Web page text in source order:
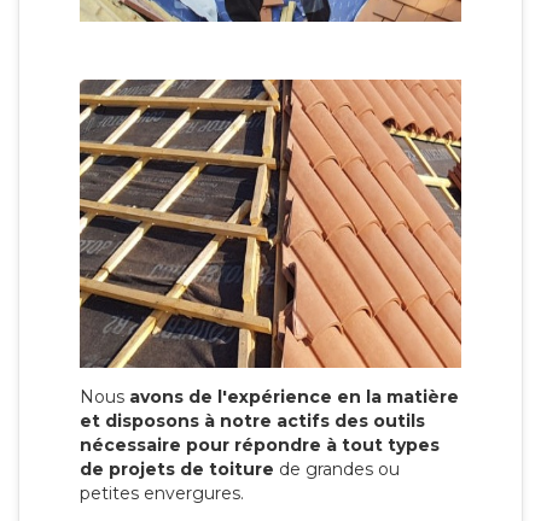
Nous avons de l'expérience en la matière
et disposons à notre actifs des outils
nécessaire pour répondre à tout types
de projets de toiture de grandes ou
petites envergures.